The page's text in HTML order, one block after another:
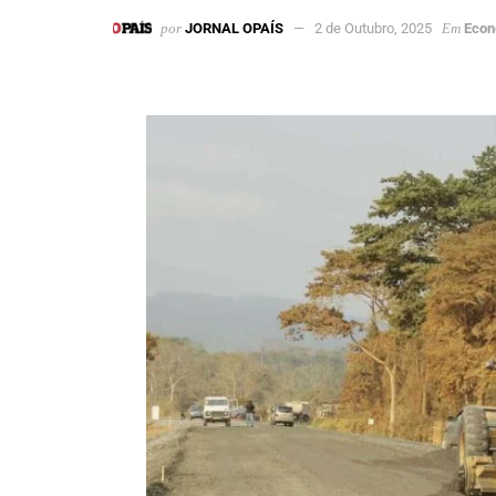
por JORNAL OPAÍS 2 de Outubro, 2025 Em